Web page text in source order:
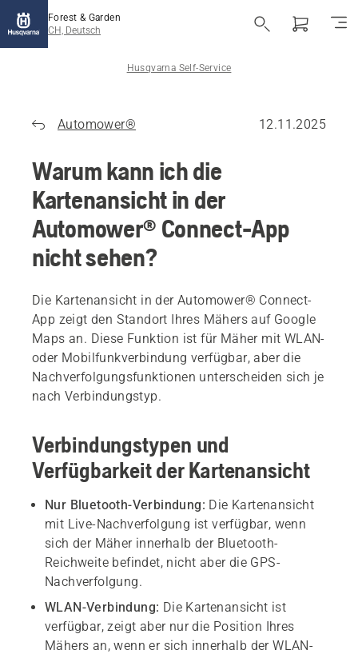
Forest & Garden
CH, Deutsch
Husqvarna Self-Service
Automower® 12.11.2025
Warum kann ich die
Kartenansicht in der
Automower® Connect-App
nicht sehen?
Die Kartenansicht in der Automower® Connect-
App zeigt den Standort Ihres Mähers auf Google
Maps an. Diese Funktion ist für Mäher mit WLAN-
oder Mobilfunkverbindung verfügbar, aber die
Nachverfolgungsfunktionen unterscheiden sich je
nach Verbindungstyp.
Verbindungstypen und
Verfügbarkeit der Kartenansicht
Nur Bluetooth-Verbindung: Die Kartenansicht
mit Live-Nachverfolgung ist verfügbar, wenn
sich der Mäher innerhalb der Bluetooth-
Reichweite befindet, nicht aber die GPS-
Nachverfolgung.
WLAN-Verbindung: Die Kartenansicht ist
verfügbar, zeigt aber nur die Position Ihres
Mähers an, wenn er sich innerhalb der WLAN-